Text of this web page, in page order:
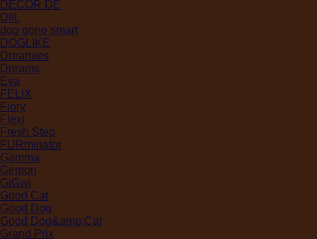
DECOR DE
DIIL
dog gone smart
DOGLIKE
Dreamies
Dreams
Eva
FELIX
Fiory
Flexi
Fresh Step
FURminator
Gamma
Gemon
GiGwi
Good Cat
Good Dog
Good Dog&amp;Cat
Grand Prix